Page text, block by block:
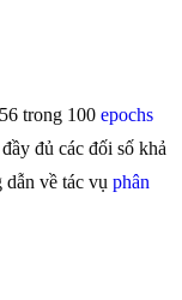
trong 100 epochs
đủ các đối số khả
dẫn về tác vụ phân